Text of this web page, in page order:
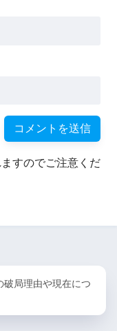
すのでご注意くだ
局理由や現在につ